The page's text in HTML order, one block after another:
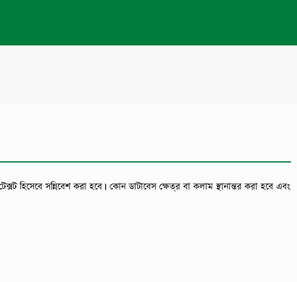
হিসেবে সন্নিবেশ করা হবে। কোন ডাটাবেস ক্ষেত্র বা কলাম স্থানান্তর করা হবে এবং